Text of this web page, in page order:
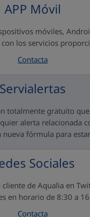
APP Móvil
móviles,
los servicios
Contacta
Servialertas
totalmente gratuito
alerta relacionada
nueva fórmula para
Sociales
de Aqualia en
en horario de 8:30 a
Contacta